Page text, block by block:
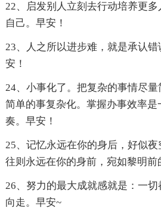
22、启发别人立刻去行动培养更
自己。早安！
23、人之所以进步难，就是承认
安！
24、小事化了。把复杂的事情尽
简单的事复杂化。掌握办事效率
奏。早安！
25、记忆永远在你的身后，好似
往则永远在你的身前，宛如黎明前
26、努力的最大成就感就是：一
向走。早安~